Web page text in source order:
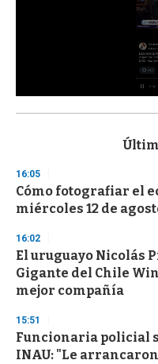
s
d
s
o
f
3
s
e
c
o
d
s
16:05
Cómo fotografiar el
miércoles 12 de
16:02
El uruguayo Nicolás
Gigante del Chile
mejor compañía
15:51
Funcionaria policial
INAU: "Le